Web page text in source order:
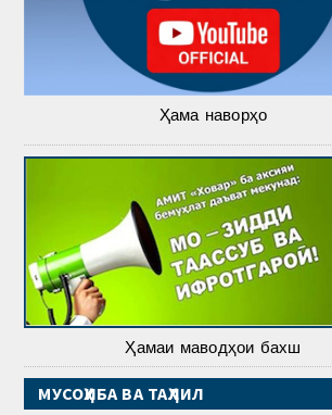
Ҳама наворҳо
Ҳамаи маводҳои бахш
МУСОҲИБА ВА ТАҲЛИЛ